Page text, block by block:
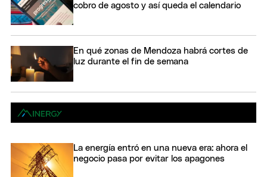
cobro de agosto y así queda el calendario
En qué zonas de Mendoza habrá cortes de
luz durante el fin de semana
La energía entró en una nueva era: ahora el
negocio pasa por evitar los apagones